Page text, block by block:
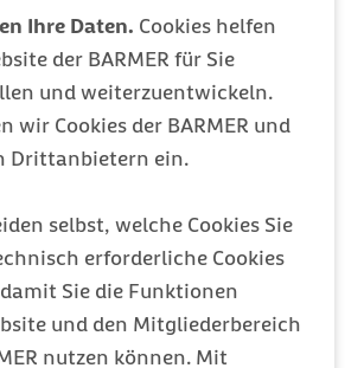
Ihre Daten. Cookies helfen
der BARMER für Sie
und weiterzuentwickeln.
wir Cookies der BARMER und
Drittanbietern ein.
selbst, welche Cookies Sie
erforderliche Cookies
Sie die Funktionen
und den Mitgliederbereich
nutzen können. Mit
im Büro auf
persönliche Absprachenetc.
weitestgehend in
– soweit möglich – einen
Arbeitgeber, Rückzugsräume
oder lange Gespräche zu